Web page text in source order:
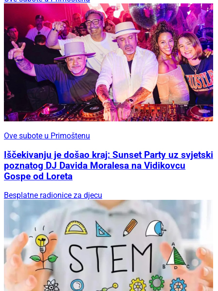
Ove subote u Primoštenu
Iščekivanju je došao kraj: Sunset Party uz svjetski
poznatog DJ Davida Moralesa na Vidikovcu
Gospe od Loreta
Besplatne radionice za djecu